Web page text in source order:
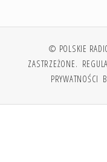
© POLSKIE
ZASTRZEŻONE.
PRYWATNOŚCI